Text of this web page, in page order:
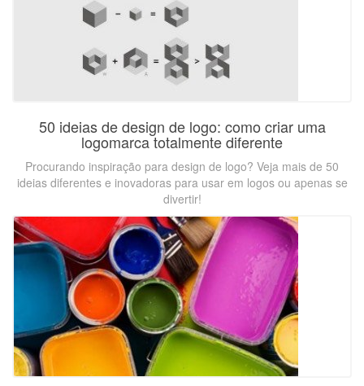
50 ideias de design de logo: como criar uma
logomarca totalmente diferente
Procurando inspiração para design de logo? Veja mais de 50
ideias diferentes e inovadoras para usar em logos ou apenas se
divertir!